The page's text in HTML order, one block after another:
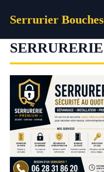
Serrurier